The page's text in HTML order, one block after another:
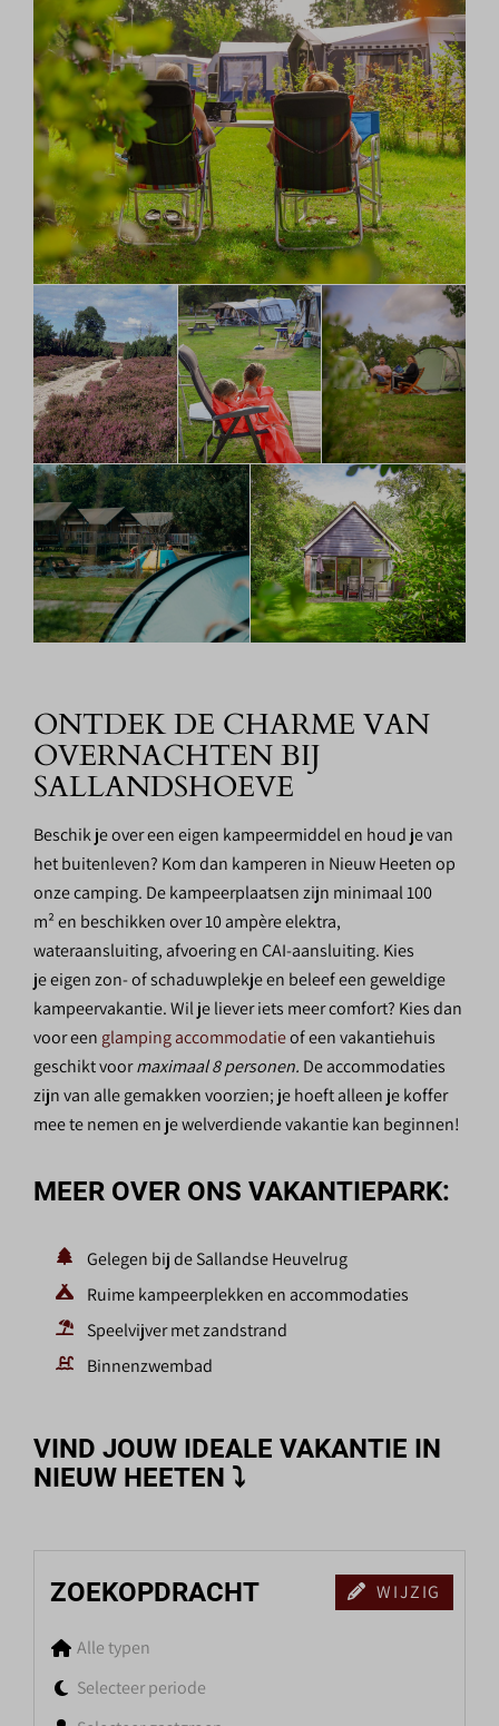
ONTDEK DE CHARME VAN
OVERNACHTEN BIJ
SALLANDSHOEVE
Beschik je over een eigen kampeermiddel en houd je van
het buitenleven? Kom dan kamperen in Nieuw Heeten op
onze camping. De kampeerplaatsen zijn minimaal 100
m²en beschikken over 10 ampère elektra,
wateraansluiting, afvoering en CAI-aansluiting. Kies
je eigen zon- of schaduwplekje en beleef een geweldige
kampeervakantie. Wil je liever iets meer comfort? Kies dan
voor een glamping accommodatieof een vakantiehuis
geschikt voormaximaal 8 personen. De accommodaties
zijn van alle gemakken voorzien; je hoeft alleen je koffer
mee te nemen en je welverdiende vakantie kan beginnen!
MEER OVER ONS VAKANTIEPARK:
Gelegen bij de Sallandse Heuvelrug
Ruime kampeerplekken en accommodaties
Speelvijver met zandstrand
Binnenzwembad
VIND JOUW IDEALE VAKANTIE IN
NIEUW HEETEN ⤵
ZOEKOPDRACHT WIJZIG
Alle typen
Selecteer periode